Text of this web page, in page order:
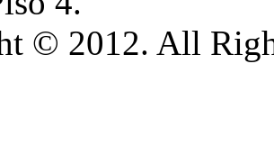
© 2012. All